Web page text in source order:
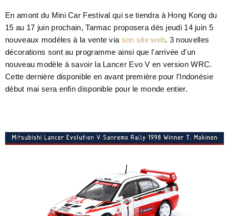
En amont du Mini Car Festival qui se tiendra à Hong Kong du
15 au 17 juin prochain, Tarmac proposera dès jeudi 14 juin 5
nouveaux modèles à la vente via son site web. 3 nouvelles
décorations sont au programme ainsi que l'arrivée d'un
nouveau modèle à savoir la Lancer Evo V en version WRC.
Cette dernière disponible en avant première pour l'Indonésie
début mai sera enfin disponible pour le monde entier.